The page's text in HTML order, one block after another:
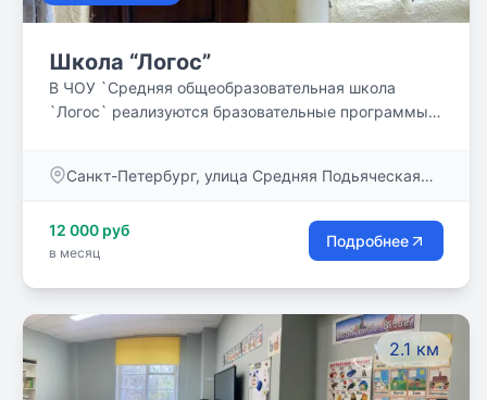
Школа “Логос”
В ЧОУ `Средняя общеобразовательная школа
`Логос` реализуются бразовательные программы
Среднего (полного) общего образования (10 и 11
Обучение в школе `Логос` проходит по
индивидуальным образовательным маршрутам.
Санкт-Петербург, улица Средняя Подьяческая
12 000 руб
в месяц
Подробнее
2.1 км